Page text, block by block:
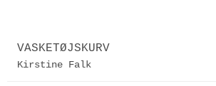
VASKETØJSKURV
Kirstine Falk